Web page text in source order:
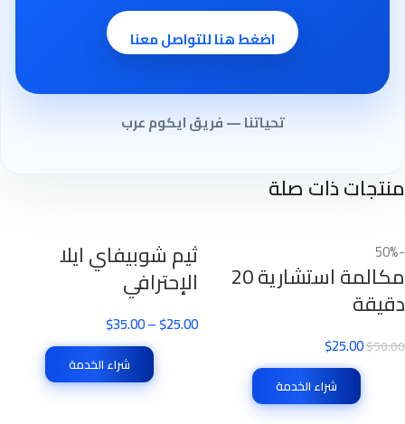
اضغط هنا للتواصل معنا
تحياتنا — فريق ايكوم عرب
منتجات ذات صلة
-50%
مكالمة استشارية 20
دقيقة
$50.00
$25.00
شراء الخدمة
ثيم شوبيفاي ايلا
الإحترافي
$25.00
–
$35.00
شراء الخدمة